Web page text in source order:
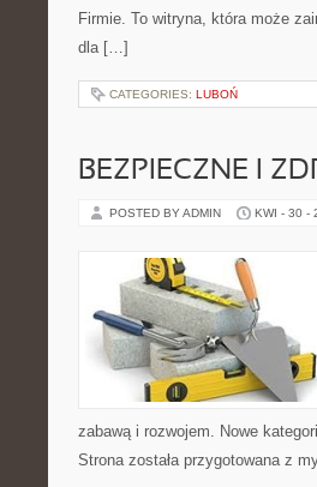
Firmie. To witryna, która może
dla […]
CATEGORIES: LUBOŃ
BEZPIECZNE I
POSTED BY ADMIN KWI - 30 -
zabawą i rozwojem. Nowe
Strona została przygotowana z